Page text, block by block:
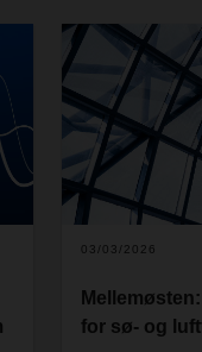
03/03/2026
for sø- og